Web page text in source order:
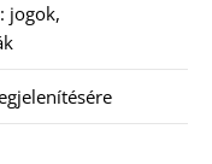
jogok,